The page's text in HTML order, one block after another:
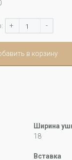
+ -
в корзину
Ширина
18
Вставка